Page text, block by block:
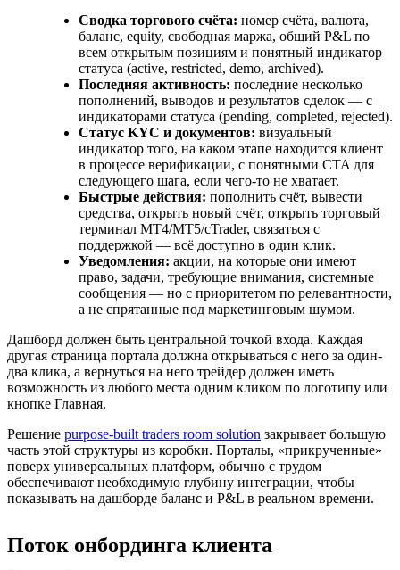
Сводка торгового счёта: номер счёта, валюта,
баланс, equity, свободная маржа, общий P&L по
всем открытым позициям и понятный индикатор
статуса (active, restricted, demo, archived).
Последняя активность: последние несколько
пополнений, выводов и результатов сделок — с
индикаторами статуса (pending, completed, rejected).
Статус KYC и документов: визуальный
индикатор того, на каком этапе находится клиент
в процессе верификации, с понятными CTA для
следующего шага, если чего-то не хватает.
Быстрые действия: пополнить счёт, вывести
средства, открыть новый счёт, открыть торговый
терминал MT4/MT5/cTrader, связаться с
поддержкой — всё доступно в один клик.
Уведомления: акции, на которые они имеют
право, задачи, требующие внимания, системные
сообщения — но с приоритетом по релевантности,
а не спрятанные под маркетинговым шумом.
Дашборд должен быть центральной точкой входа. Каждая
другая страница портала должна открываться с него за один-
два клика, а вернуться на него трейдер должен иметь
возможность из любого места одним кликом по логотипу или
кнопке Главная.
Решение purpose-built traders room solution закрывает большую
часть этой структуры из коробки. Порталы, «прикрученные»
поверх универсальных платформ, обычно с трудом
обеспечивают необходимую глубину интеграции, чтобы
показывать на дашборде баланс и P&L в реальном времени.
Поток онбординга клиента